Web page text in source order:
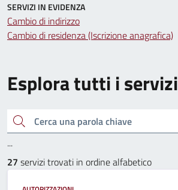
Esplora tutti i servizi
Cerca una parola chiave
...
27 servizi trovati in ordine alfabetico
SERVIZI IN EVIDENZA
Cambio di indirizzo
Cambio di residenza (Iscrizione anagrafica)